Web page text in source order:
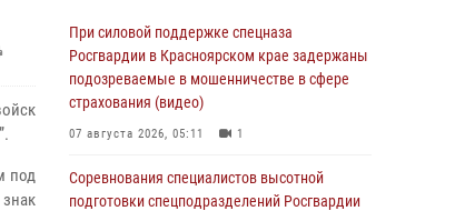
под
При силовой поддержке спецназа
Росгвардии в Красноярском крае задержаны
подозреваемые в мошенничестве в сфере
страхования (видео)
07 августа 2026, 05:11 1
Соревнования специалистов высотной
подготовки спецподразделений Росгвардии